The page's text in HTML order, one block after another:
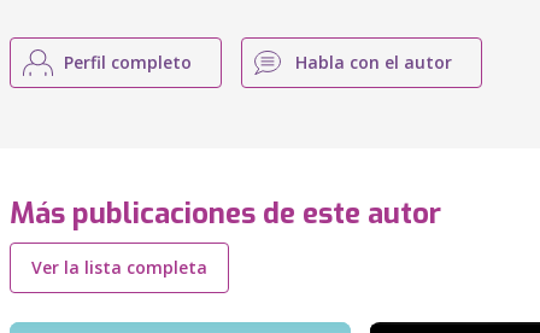
Perfil completo Habla con el autor
Más publicaciones de este autor
Ver la lista completa